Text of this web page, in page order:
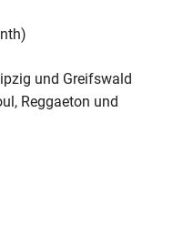
und Greifswald
Reggaeton und